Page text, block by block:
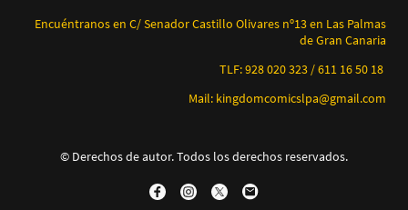
Encuéntranos en C/ Senador Castillo Olivares nº13 en Las Palmas
de Gran Canaria
TLF: 928 020 323 / 611 16 50 18
Mail: kingdomcomicslpa@gmail.com
© Derechos de autor. Todos los derechos reservados.